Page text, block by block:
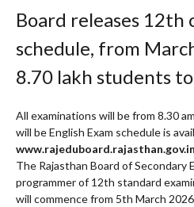
Board releases 12th
schedule, from
8.70 lakh students
All examinations will be from 8.30
will be English Exam schedule is
www.rajeduboard.rajasthan.gov.in
The Rajasthan Board of Secondary
programmer of 12th standard
will commence from 5th March